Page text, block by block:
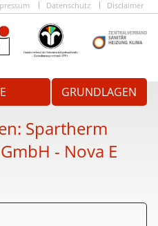
Datenschutz Disclaimer
GRUNDLAGEN
Spartherm
- Nova E